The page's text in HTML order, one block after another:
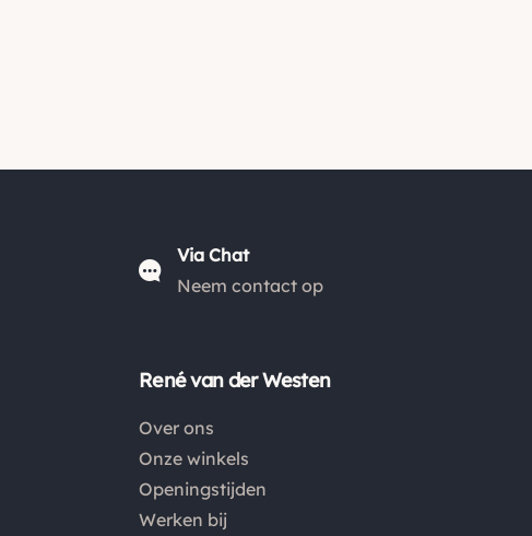
Via Chat
Neem contact op
René van der Westen
Over ons
Onze winkels
Openingstijden
Werken bij